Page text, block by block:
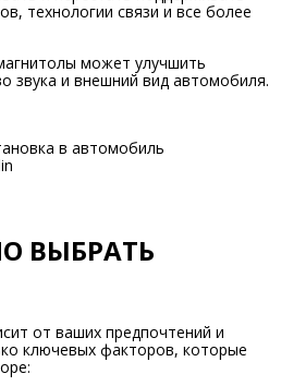
технологии связи и все более
может улучшить
звука и внешний вид автомобиля.
ВЫБРАТЬ
от ваших предпочтений и
ключевых факторов, которые